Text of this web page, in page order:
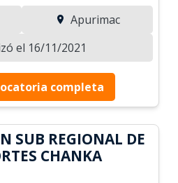
Apurimac
el 16/11/2021
completa
SUB REGIONAL DE
CHANKA